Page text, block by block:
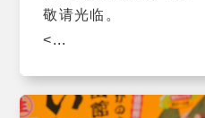
敬请光临。
<...